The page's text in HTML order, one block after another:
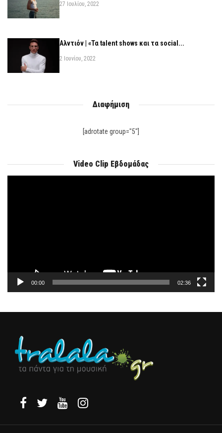
27 Ιουλίου, 2022
Αλντιόν | «Τα talent shows και τα social...
2 Ιουνίου, 2022
Διαφήμιση
[adrotate group="5"]
Video Clip Εβδομάδας
00:00 02:36